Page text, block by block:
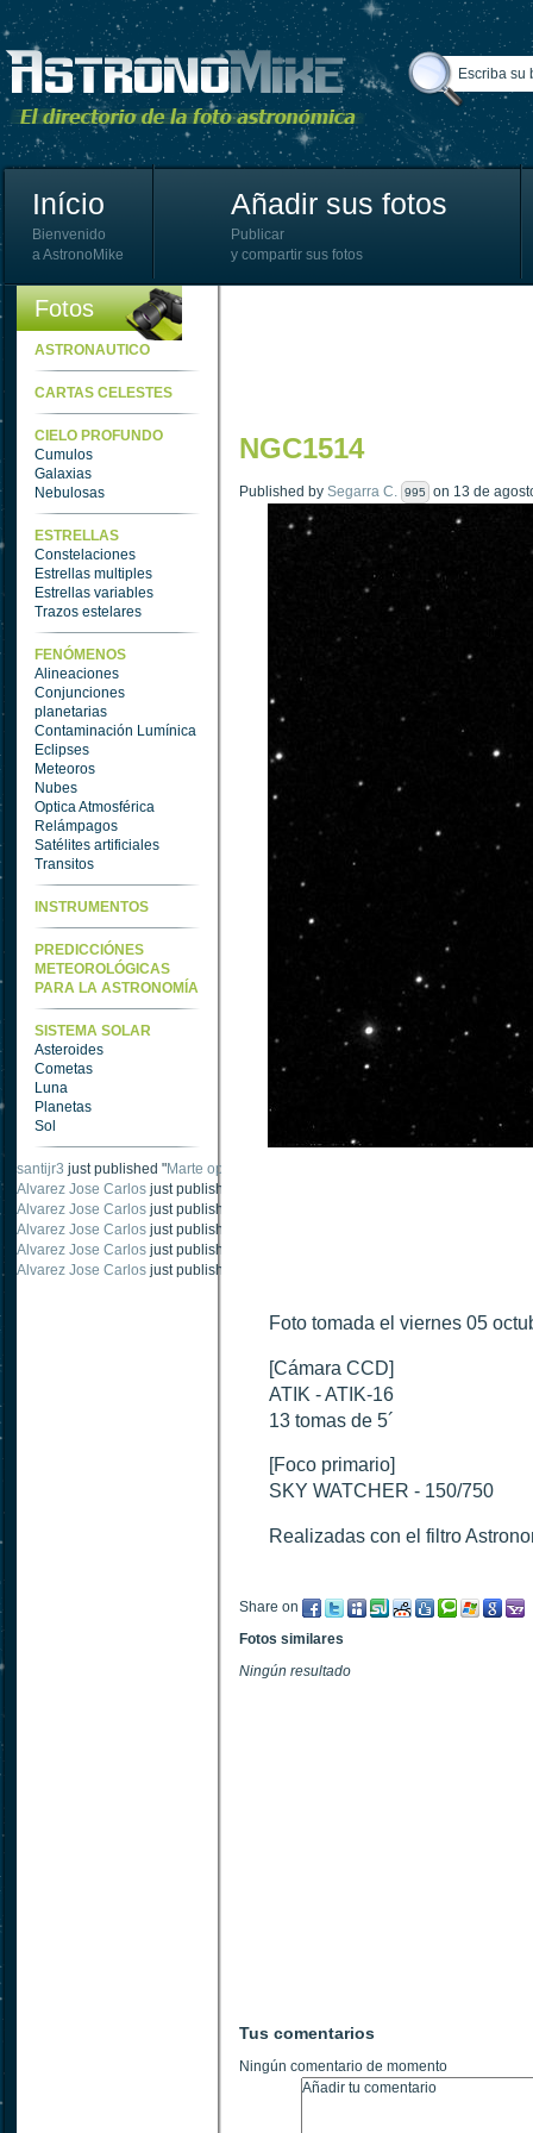
Início
Bienvenido
a AstronoMike
Añadir sus fotos
Publicar
y compartir sus fotos
Fotos
ASTRONAUTICO
CARTAS CELESTES
CIELO PROFUNDO
Cumulos
Galaxias
Nebulosas
ESTRELLAS
Constelaciones
Estrellas multiples
Estrellas variables
Trazos estelares
FENÓMENOS
Alineaciones
Conjunciones
planetarias
Contaminación Lumínica
Eclipses
Meteoros
Nubes
Optica Atmosférica
Relámpagos
Satélites artificiales
Transitos
INSTRUMENTOS
PREDICCIÓNES
METEOROLÓGICAS
PARA LA ASTRONOMÍA
SISTEMA SOLAR
Asteroides
Cometas
Luna
Planetas
Sol
santijr3 just published "Marte oposición 2020
Alvarez Jose Carlos just published "
Alvarez Jose Carlos just published "
Alvarez Jose Carlos just published "
Alvarez Jose Carlos just published "
Alvarez Jose Carlos just published "
NGC1514
Published by Segarra C. 995 on 13 de
Foto tomada el viernes 05
[Cámara CCD]
ATIK - ATIK-16
13 tomas de 5´
[Foco primario]
SKY WATCHER - 150/750
Realizadas con el filtro
Share on
Fotos similares
Ningún resultado
Tus comentarios
Ningún comentario de momento